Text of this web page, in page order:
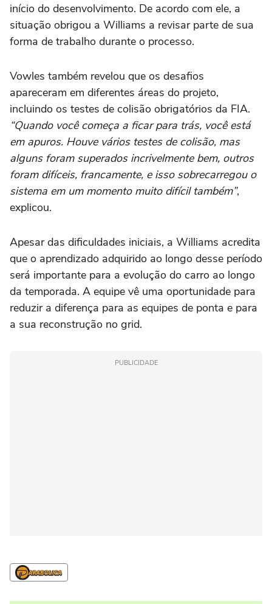
início do desenvolvimento. De acordo com ele, a
situação obrigou a Williams a revisar parte de sua
forma de trabalho durante o processo.
Vowles também revelou que os desafios
apareceram em diferentes áreas do projeto,
incluindo os testes de colisão obrigatórios da FIA.
“Quando você começa a ficar para trás, você está
em apuros. Houve vários testes de colisão, mas
alguns foram superados incrivelmente bem, outros
foram difíceis, francamente, e isso sobrecarregou o
sistema em um momento muito difícil também”,
explicou.
Apesar das dificuldades iniciais, a Williams acredita
que o aprendizado adquirido ao longo desse período
será importante para a evolução do carro ao longo
da temporada. A equipe vê uma oportunidade para
reduzir a diferença para as equipes de ponta e para
a sua reconstrução no grid.
PUBLICIDADE